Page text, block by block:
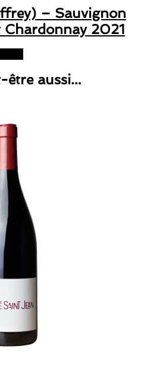
– Sauvignon
Chardonnay 2021
être aussi…